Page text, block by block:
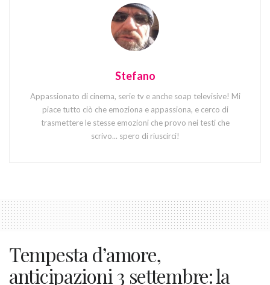
Stefano
Appassionato di cinema, serie tv e anche soap televisive! Mi
piace tutto ciò che emoziona e appassiona, e cerco di
trasmettere le stesse emozioni che provo nei testi che
scrivo... spero di riuscirci!
Tempesta d’amore,
anticipazioni 3 settembre: la